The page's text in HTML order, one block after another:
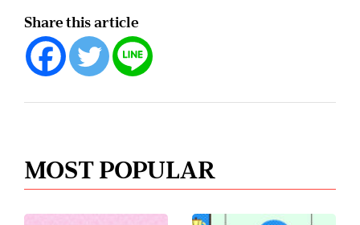
Share this article
MOST POPULAR